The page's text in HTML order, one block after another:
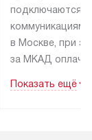
подключаются к
коммуникациям
в Москве, при
за МКАД
партнера
Показать ещё